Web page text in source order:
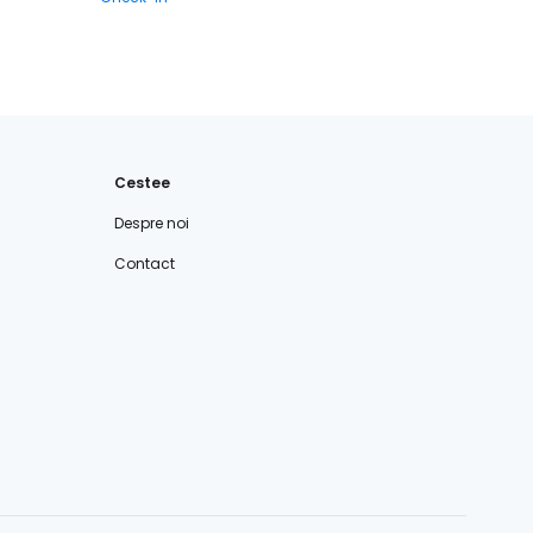
Cestee
Despre noi
Contact